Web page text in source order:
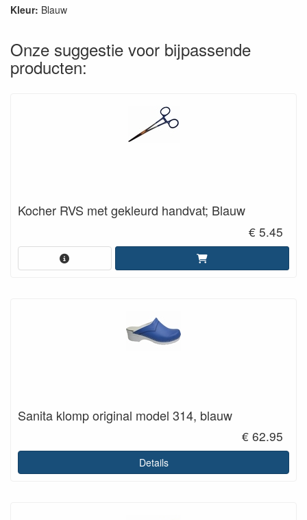
Kleur: Blauw
Onze suggestie voor bijpassende
producten:
Kocher RVS met gekleurd handvat; Blauw
€ 5.45
Sanita klomp original model 314, blauw
€ 62.95
Details